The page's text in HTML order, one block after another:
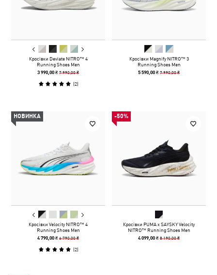
Кросівки Deviate NITRO™ 4
Running Shoes Men
3 990,00 ₴7 990,00 ₴
(2)
Кросівки Magnify NITRO™ 3
Running Shoes Men
5 590,00 ₴7 990,00 ₴
НОВИНКА
Кросівки Velocity NITRO™ 4
Running Shoes Men
4 790,00 ₴6 790,00 ₴
(2)
-50%
Кросівки PUMA x SAYSKY Velocity
NITRO™ Running Shoes Men
4 099,00 ₴8 190,00 ₴